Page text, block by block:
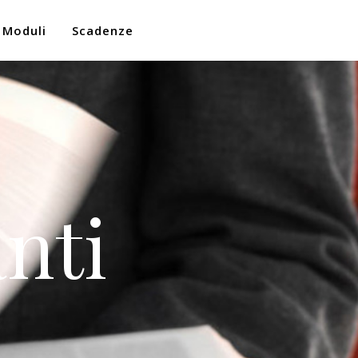
Moduli Scadenze